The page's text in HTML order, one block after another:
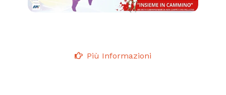
Più Informazioni